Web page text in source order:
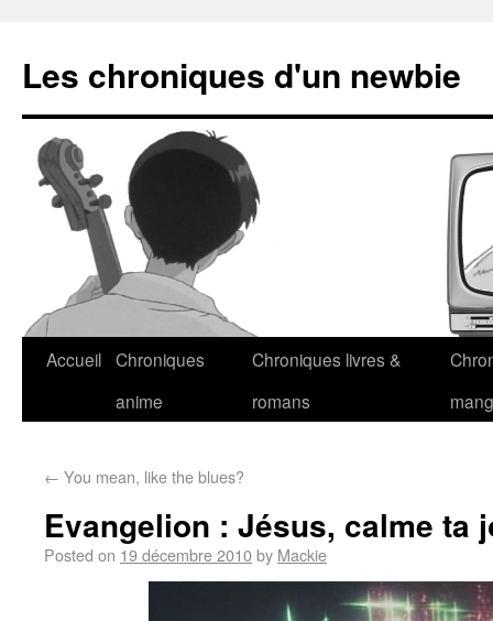
Les chroniques d'un newbie
Accueil Chroniques
anime
Chroniques livres &
romans
← You mean, like the blues?
Evangelion : Jésus, calme ta
Posted on 19 décembre 2010by Mackie